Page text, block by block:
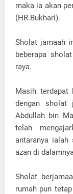
maka ia akan
(HR.Bukhari).
Sholat jamaah
beberapa
raya.
Masih terdapat
dengan sholat
Abdullah bin
telah
antaranya
azan di
Sholat
rumah pun